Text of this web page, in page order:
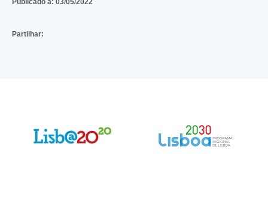
Publicado a: 03/05/2022
Partilhar: